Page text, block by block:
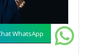
WhatsApp